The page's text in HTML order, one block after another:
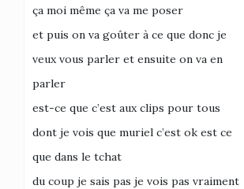
ça moi même ça va me poser
et puis on va goûter à ce que donc je
veux vous parler et ensuite on va en
parler
est-ce que c’est aux clips pour tous
dont je vois que muriel c’est ok est ce
que dans le tchat
du coup je sais pas je vois pas vraiment